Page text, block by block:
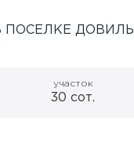
ПОСЕЛКЕ ДОВИЛЬ
участок
30 сот.